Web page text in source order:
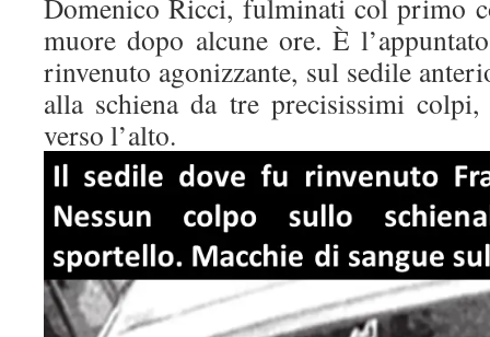
Domenico Ricci, fulminati col primo
muore dopo alcune ore. È
rinvenuto agonizzante, sul sedile
alla schiena da tre precisissimi
verso l’alto.